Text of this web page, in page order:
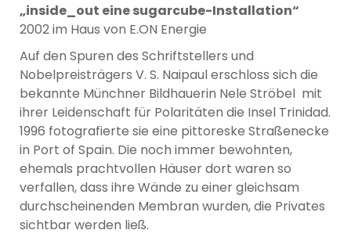
„inside_out eine sugarcube-Installation“
2002 im Haus von E.ON Energie
Auf den Spuren des Schriftstellers und
Nobelpreisträgers V. S. Naipaul erschloss sich die
bekannte Münchner Bildhauerin Nele Ströbel mit
ihrer Leidenschaft für Polaritäten die Insel Trinidad.
1996 fotografierte sie eine pittoreske Straßenecke
in Port of Spain. Die noch immer bewohnten,
ehemals prachtvollen Häuser dort waren so
verfallen, dass ihre Wände zu einer gleichsam
durchscheinenden Membran wurden, die Privates
sichtbar werden ließ.